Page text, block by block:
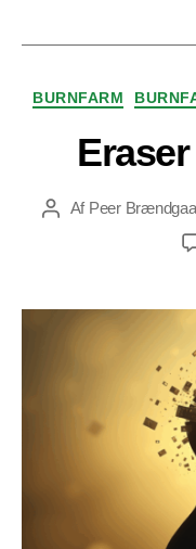
BURNFARM
Indlægsforfatter
Af Peer